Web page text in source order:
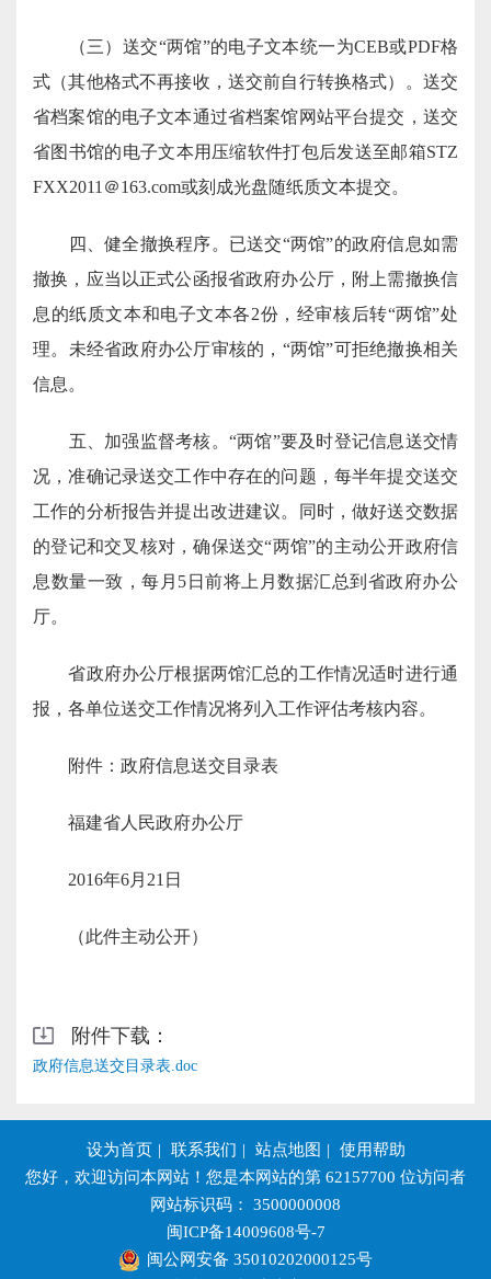
（三）送交“两馆”的电子文本统一为CEB或PDF格
式（其他格式不再接收，送交前自行转换格式）。送交
省档案馆的电子文本通过省档案馆网站平台提交，送交
省图书馆的电子文本用压缩软件打包后发送至邮箱STZ
FXX2011＠163.com或刻成光盘随纸质文本提交。
四、健全撤换程序。已送交“两馆”的政府信息如需
撤换，应当以正式公函报省政府办公厅，附上需撤换信
息的纸质文本和电子文本各2份，经审核后转“两馆”处
理。未经省政府办公厅审核的，“两馆”可拒绝撤换相关
信息。
五、加强监督考核。“两馆”要及时登记信息送交情
况，准确记录送交工作中存在的问题，每半年提交送交
工作的分析报告并提出改进建议。同时，做好送交数据
的登记和交叉核对，确保送交“两馆”的主动公开政府信
息数量一致，每月5日前将上月数据汇总到省政府办公
厅。
省政府办公厅根据两馆汇总的工作情况适时进行通
报，各单位送交工作情况将列入工作评估考核内容。
附件：政府信息送交目录表
福建省人民政府办公厅
2016年6月21日
（此件主动公开）
附件下载：
政府信息送交目录表.doc
设为首页 | 联系我们 | 站点地图 |
使用帮助
您好，欢迎访问本网站！您是本网站的第 62157700 位访问者
网站标识码： 3500000008
闽ICP备14009608号-7
闽公网安备 35010202000125号